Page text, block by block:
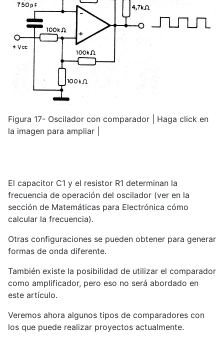
Figura 17- Oscilador con comparador | Haga click en
la imagen para ampliar |
El capacitor C1 y el resistor R1 determinan la
frecuencia de operación del oscilador (ver en la
sección de Matemáticas para Electrónica cómo
calcular la frecuencia).
Otras configuraciones se pueden obtener para generar
formas de onda diferente.
También existe la posibilidad de utilizar el comparador
como amplificador, pero eso no será abordado en
este artículo.
Veremos ahora algunos tipos de comparadores con
los que puede realizar proyectos actualmente.